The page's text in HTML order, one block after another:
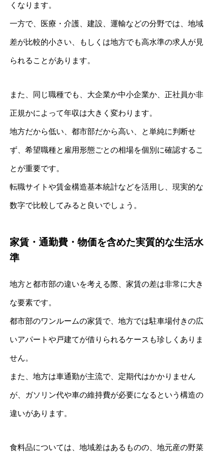
くなります。
一方で、医療・介護、建設、運輸などの分野では、地域
差が比較的小さい、もしくは地方でも高水準の求人が見
られることがあります。
また、同じ職種でも、大企業か中小企業か、正社員か非
正規かによって年収は大きく変わります。
地方だから低い、都市部だから高い、と単純に判断せ
ず、希望職種と雇用形態ごとの相場を個別に確認するこ
とが重要です。
転職サイトや賃金構造基本統計などを活用し、現実的な
数字で比較してみると良いでしょう。
家賃・通勤費・物価を含めた実質的な生活水
準
地方と都市部の違いを考える際、家賃の差は非常に大き
な要素です。
都市部のワンルームの家賃で、地方では駐車場付きの広
いアパートや戸建てが借りられるケースも珍しくありま
せん。
また、地方は車通勤が主流で、定期代はかかりません
が、ガソリン代や車の維持費が必要になるという構造の
違いがあります。
食料品については、地域差はあるものの、地元産の野菜